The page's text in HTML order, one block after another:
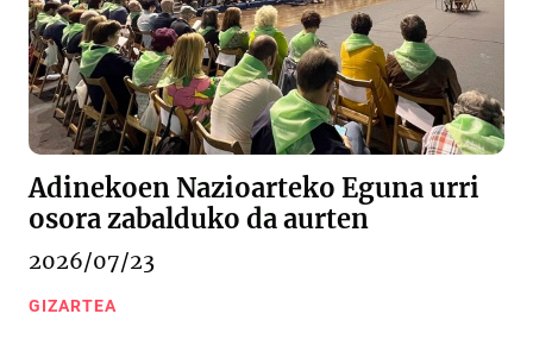
Adinekoen Nazioarteko Eguna urri
osora zabalduko da aurten
2026/07/23
GIZARTEA